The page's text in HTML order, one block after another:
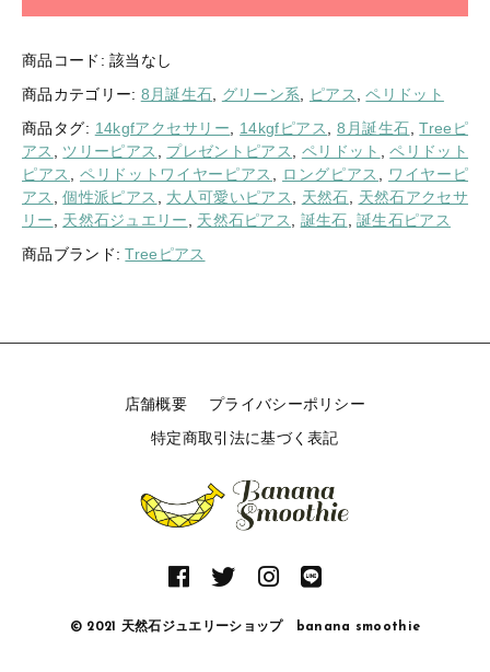
商品コード:該当なし
商品カテゴリー: 8月誕生石, グリーン系, ピアス,ペリドット
商品タグ: 14kgfアクセサリー, 14kgfピアス,8月誕生石,Treeピ
アス , ツリーピアス , プレゼントピアス, ペリドット ,ペリドット
ピアス , ペリドットワイヤーピアス , ロングピアス , ワイヤーピ
アス ,個性派ピアス , 大人可愛いピアス, 天然石, 天然石アクセサ
リー, 天然石ジュエリー, 天然石ピアス, 誕生石,誕生石ピアス
商品ブランド:Treeピアス
店舗概要
プライバシーポリシー
特定商取引法に基づく表記
© 2021 天然石ジュエリーショップ banana smoothie